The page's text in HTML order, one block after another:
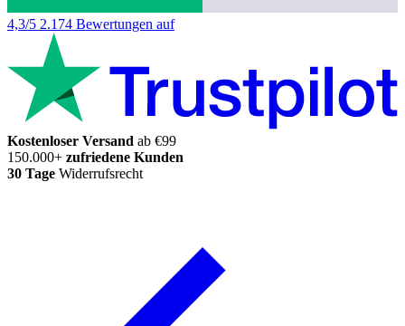
4,3/5 2.174 Bewertungen auf
Kostenloser Versand ab €99
150.000+ zufriedene Kunden
30 Tage Widerrufsrecht